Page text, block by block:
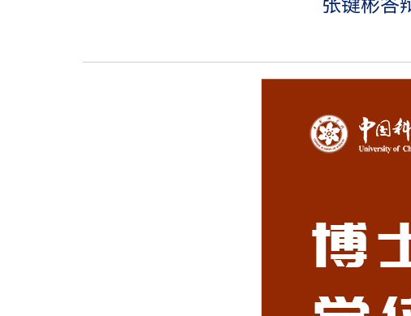
张键彬答